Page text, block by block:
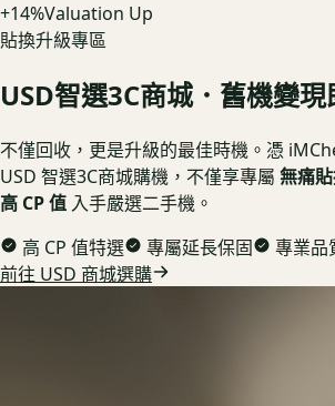
+14%Valuation Up
貼換升級專區
USD智選3C商城．舊機變
不僅回收，更是升級的最佳時機。憑
USD 智選3C商城購機，不僅享專屬 無痛
高 CP 值 入手嚴選二手機。
高 CP 值特選
專屬延長保固
專業品
前往 USD 商城選購